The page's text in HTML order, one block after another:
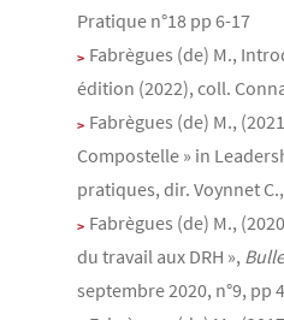
Pratique n°18 pp 6-17
Fabrègues (de) M.,
édition (2022), coll.
Fabrègues (de) M.,
Compostelle » in
pratiques, dir. Voynnet
Fabrègues (de) M.,
du travail aux DRH »,
septembre 2020, n°9, pp